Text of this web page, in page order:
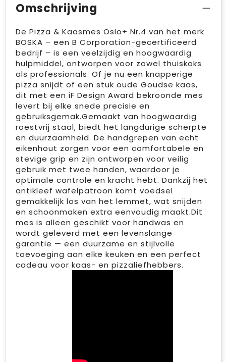
Omschrijving
De Pizza & Kaasmes Oslo+ Nr.4 van het merk
BOSKA – een B Corporation-gecertificeerd
bedrijf – is een veelzijdig en hoogwaardig
hulpmiddel, ontworpen voor zowel thuiskoks
als professionals. Of je nu een knapperige
pizza snijdt of een stuk oude Goudse kaas,
dit met een iF Design Award bekroonde mes
levert bij elke snede precisie en
gebruiksgemak.Gemaakt van hoogwaardig
roestvrij staal, biedt het langdurige scherpte
en duurzaamheid. De handgrepen van echt
eikenhout zorgen voor een comfortabele en
stevige grip en zijn ontworpen voor veilig
gebruik met twee handen, waardoor je
optimale controle en kracht hebt. Dankzij het
antikleef wafelpatroon komt voedsel
gemakkelijk los van het lemmet, wat snijden
en schoonmaken extra eenvoudig maakt.Dit
mes is alleen geschikt voor handwas en
wordt geleverd met een levenslange
garantie — een duurzame en stijlvolle
toevoeging aan elke keuken en een perfect
cadeau voor kaas- en pizzaliefhebbers.